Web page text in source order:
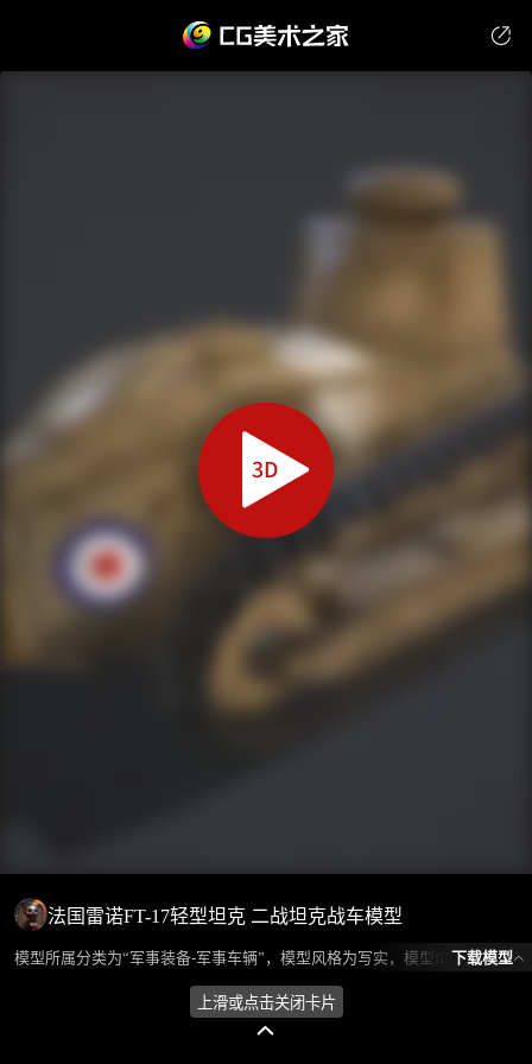
法国雷诺FT-17轻型坦克 二战坦克战车模型
模型所属分类为“军事装备-军事车辆”，模型风格为写实，模型ID为102265，本模型由设计师 不爱喝水的鱼 在2024-09-20 15:59:55上传，含.fbx，.gltf，.max(3dsMax)相关源文件下载格式，点数为55476，面数为58605，材质数为3，贴图数为12，CG美术之家持续为您更新与数字孪生、影视动画和游戏VR等相关优质资源。
下载模型
上滑或点击关闭卡片